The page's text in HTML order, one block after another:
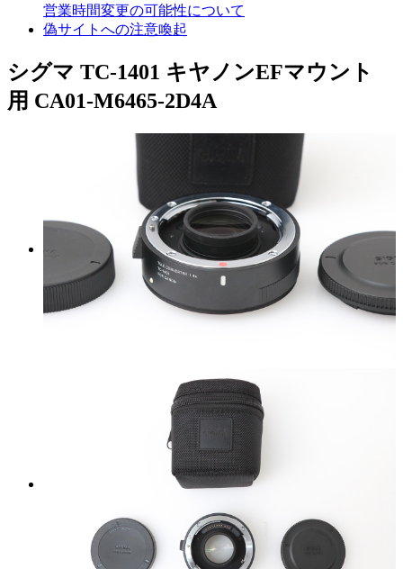
営業時間変更の可能性について
偽サイトへの注意喚起
シグマ TC-1401 キヤノンEFマウント
用 CA01-M6465-2D4A